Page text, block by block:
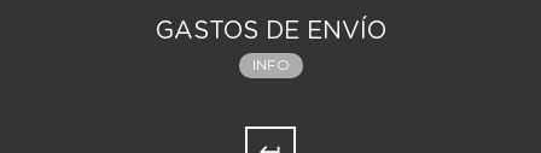
GASTOS DE ENVÍO
INFO